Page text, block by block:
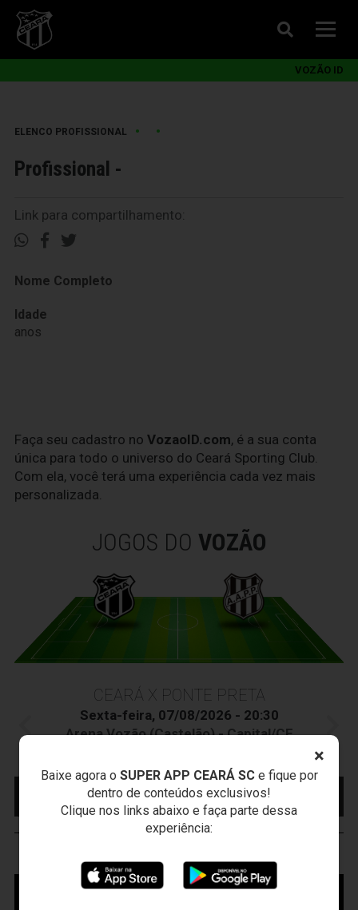
×
Baixe agora o SUPER APP CEARÁ SCe fique por
dentro de conteúdos exclusivos!
Clique nos links abaixo e faça parte dessa
experiência:
VOZÃO ID
ELENCO PROFISSIONAL • •
Profissional -
Link para compartilhamento:
Nome Completo
Idade
anos
Faça seu cadastro no VozaoID.com, é a sua conta
única para todo o universo do Ceará Sporting Club.
Com ela, você terá uma experiência cada vez mais
personalizada.
JOGOS DO VOZÃO
CEARÁ X PONTE PRETA
Sexta-feira, 07/08/2026 - 20:30
Arena Vozão (Castelão) - Capital/CE
Campeonato Brasileiro • 2º Turno • 21 ª Rodada
MAIS INFORMAÇÕES
COMPRE AQUI SEU
INGRESSO
VOZÃOTV